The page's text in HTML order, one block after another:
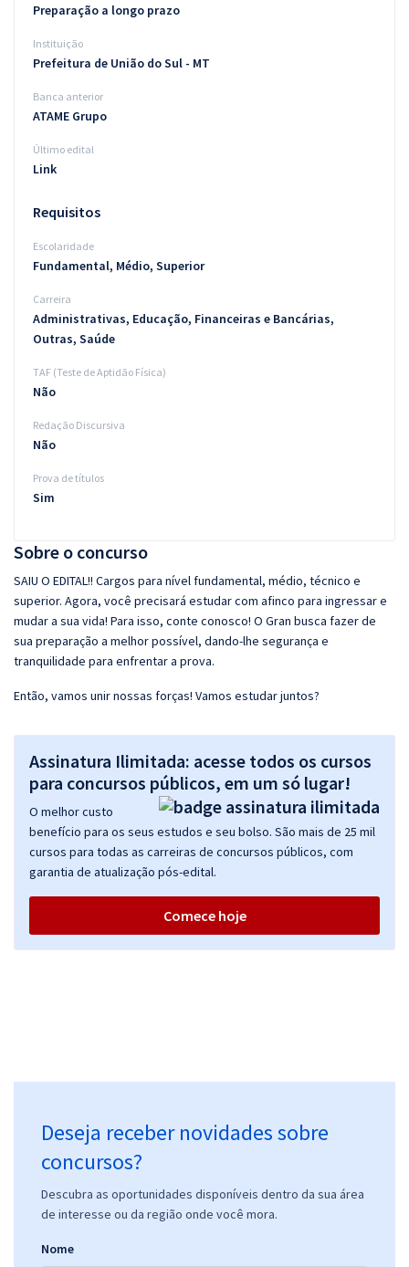
Conteúdo gratuito
Blog
Sobre o concurso
SAIU O EDITAL!! Cargos para nível fundamental, médio, técnico e
superior. Agora, você precisará estudar com afinco para ingressar e
mudar a sua vida! Para isso, conte conosco! O Gran busca fazer de
sua preparação a melhor possível, dando-lhe segurança e
tranquilidade para enfrentar a prova.
Então, vamos unir nossas forças! Vamos estudar juntos?
Assinatura Ilimitada: acesse todos os cursos
para concursos públicos, em um só lugar!
O melhor custo
benefício para os seus estudos e seu bolso. São mais de 25 mil
cursos para todas as carreiras de concursos públicos, com
garantia de atualização pós-edital.
Comece hoje
Deseja receber novidades sobre
concursos?
Descubra as oportunidades disponíveis dentro da sua área
de interesse ou da região onde você mora.
Nome
Preparação a longo prazo
Instituição
Prefeitura de União do Sul - MT
Banca anterior
ATAME Grupo
Último edital
Link
Requisitos
Escolaridade
Fundamental, Médio, Superior
Carreira
Administrativas, Educação, Financeiras e Bancárias,
Outras, Saúde
TAF (Teste de Aptidão Física)
Não
Redação Discursiva
Não
Prova de títulos
Sim